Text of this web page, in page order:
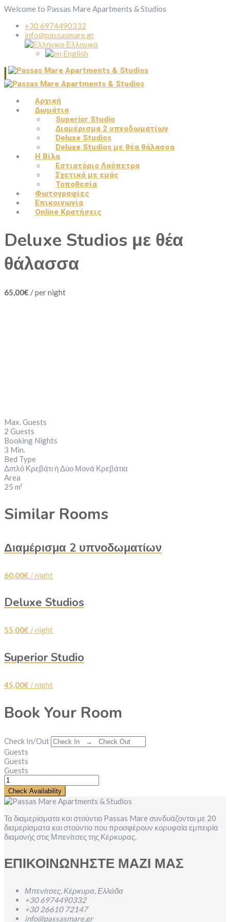
Welcome to Passas Mare Apartments & Studios
+30 6974490332
info@passasmare.gr
Ελληνικα
English
Αρχική
Δωμάτια
Superior Studio
Διαμέρισμα 2 υπνοδωματίων
Deluxe Studios
Deluxe Studios με θέα θάλασσα
Η Βίλα
Εστιατόριο Λαόπετρα
Σχετικά με εμάς
Τοποθεσία
Φωτογραφίες
Επικοινωνία
Online Κρατήσεις
Deluxe Studios με θέα
θάλασσα
65,00€ /per night
Max. Guests
2 Guests
Booking Nights
3 Min.
Bed Type
Διπλό Κρεβάτι ή Δύο Μονά Κρεβάτια
Area
25 m²
Similar Rooms
Διαμέρισμα 2 υπνοδωματίων
60,00€ / night
Deluxe Studios
55,00€ / night
Superior Studio
45,00€ / night
Book Your Room
Check In/Out
Guests
Guests
Guests
Check Availability
Τα διαμερίσματα και στούντιο Passas Mare συνδυάζονται με 20
διαμερίσματα και στούντιο που προσφέρουν κορυφαία εμπειρία
διαμονής στις Μπενίτσες της Κέρκυρας.
ΕΠΙΚΟΙΝΩΝΗΣΤΕ ΜΑΖΙ ΜΑΣ
Μπενίτσες, Κέρκυρα, Ελλάδα
+30 6974490332
+30 26610 72147
info@passasmare.gr